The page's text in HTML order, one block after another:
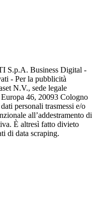
S.p.A. Business Digital -
- Per la pubblicità
N.V., sede legale
46, 20093 Cologno
personali trasmessi e/o
all’addestramento di
È altresì fatto divieto
di data scraping.